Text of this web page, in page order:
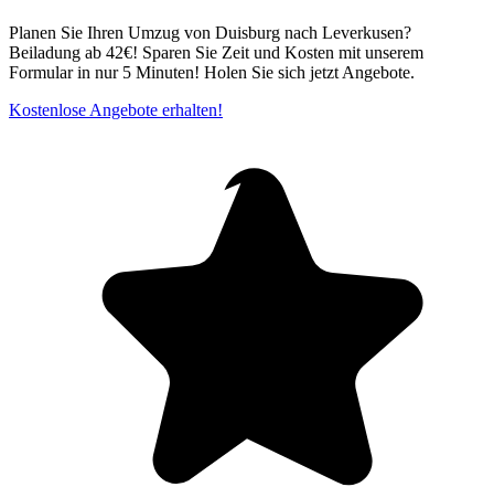
Planen Sie Ihren Umzug von Duisburg nach Leverkusen?
Beiladung ab 42€! Sparen Sie Zeit und Kosten mit unserem
Formular in nur 5 Minuten! Holen Sie sich jetzt Angebote.
Kostenlose Angebote erhalten!